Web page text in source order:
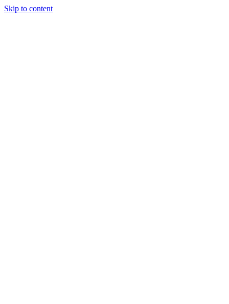
Skip to content